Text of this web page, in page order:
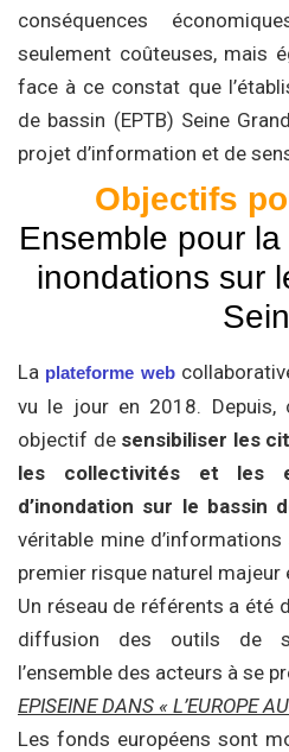
conséquences
seulement coûteuses, mais
face à ce constat que
de bassin (EPTB) Seine
projet d’information et de
Objectifs
Ensemble pour
inondations sur
La plateforme web
vu le jour en 2018. Depuis,
objectif de sensibiliser les
les collectivités et les
d’inondation sur le bassin
véritable mine
premier risque naturel majeur
Un réseau de référents a été
diffusion des outils de
l’ensemble des acteurs à se
EPISEINE DANS « L’EUROPE
Les fonds européens sont